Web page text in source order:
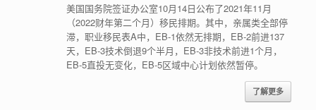
美国国务院签证办公室10月14日公布了2021年11月
（2022财年第二个月）移民排期。其中，亲属类全部停
滞，职业移民表A中，EB-1依然无排期，EB-2前进137
天，EB-3技术倒退9个半月，EB-3非技术前进1个月，
EB-5直投无变化，EB-5区域中心计划依然暂停。
了解更多